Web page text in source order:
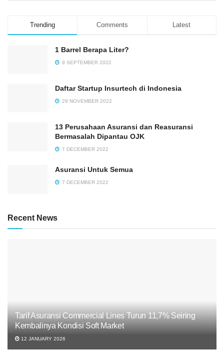
Trending Comments Latest
1 Barrel Berapa Liter?
9 SEPTEMBER 2022
Daftar Startup Insurtech di Indonesia
29 NOVEMBER 2022
13 Perusahaan Asuransi dan Reasuransi
Bermasalah Dipantau OJK
7 DECEMBER 2022
Asuransi Untuk Semua
7 DECEMBER 2022
Recent News
Tarif Asuransi Commercial Lines Turun 11,7% Seiring
Kembalinya Kondisi Soft Market
12 JANUARY 2026